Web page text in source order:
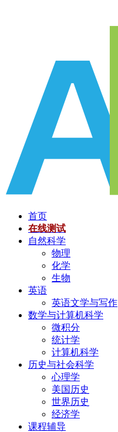
首页
在线测试
自然科学
物理
化学
生物
英语
英语文学与写作
数学与计算机科学
微积分
统计学
计算机科学
历史与社会科学
心理学
美国历史
世界历史
经济学
课程辅导